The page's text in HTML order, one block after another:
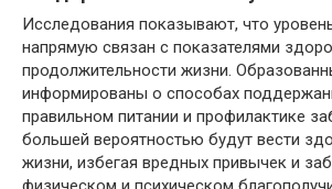
Исследования показывают, что
напрямую связан с показателями
продолжительности жизни.
информированы о способах
правильном питании и профилактике
большей вероятностью будут вести
жизни, избегая вредных привычек и